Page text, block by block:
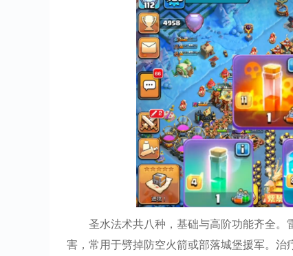
圣水法术共八种，基础与高阶功能齐全
害，常用于劈掉防空火箭或部落城堡援军。